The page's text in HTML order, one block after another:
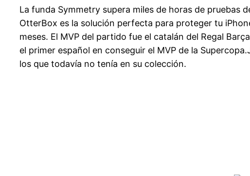
La funda Symmetry supera miles de horas de pruebas
OtterBox es la solución perfecta para proteger tu
meses. El MVP del partido fue el catalán del Regal
el primer español en conseguir el MVP de la
los que todavía no tenía en su colección.